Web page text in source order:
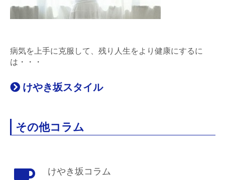
病気を上手に克服して、残り人生をより健康にするに
は・・・
けやき坂スタイル
その他コラム
けやき坂コラム